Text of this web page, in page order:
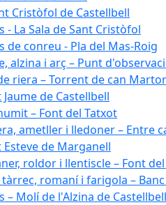
Cristòfol de Castellbell
- La Sala de Sant Cristòfol
de conreu - Pla del Mas-Roig
alzina i arç – Punt
riera – Torrent de can
Jaume de Castellbell
– Font del Tatxot
ametller i lledoner – Entre
Esteve de Marganell
roldor i llentiscle – Font
tàrrec, romaní i farigola –
– Molí de l'Alzina de Castellbell